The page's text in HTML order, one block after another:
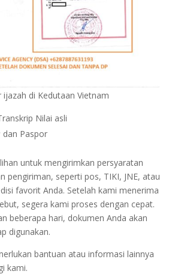
ijazah di Kedutaan Vietnam
Nilai asli
dan Paspor
untuk mengirimkan persyaratan
pengiriman, seperti pos, TIKI, JNE, atau
favorit Anda. Setelah kami menerima
segera kami proses dengan cepat.
beberapa hari, dokumen Anda akan
digunakan.
bantuan atau informasi lainnya
kami.